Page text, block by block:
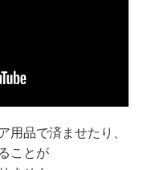
用品で済ませたり、
ことが